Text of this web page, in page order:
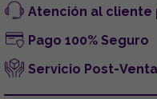
Atención al cliente
Pago 100% Seguro
Servicio Post-